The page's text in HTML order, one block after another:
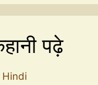
पढ़े
Hindi